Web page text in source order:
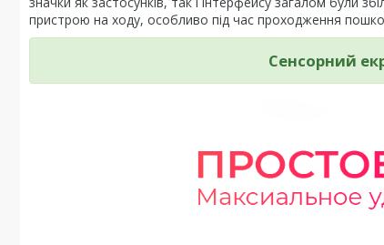
пристрою на ходу, особливо під час проходження
Сенсорний